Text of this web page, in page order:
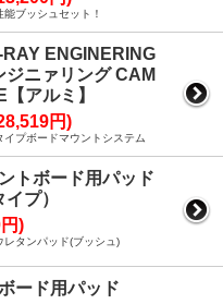
ブッシュセット！
ENGINERING
ジニァリング CAM
アルミ】
円)
プボードマウントシステム
トボード用パッド
プ）
)
レタンパッド(ブッシュ)
ード用パッド